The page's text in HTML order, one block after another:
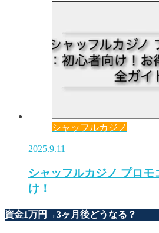
シャッフルカジノ
2025.9.11
シャッフルカジノ プロモ
け！
資金1万円→3ヶ月後どうなる？